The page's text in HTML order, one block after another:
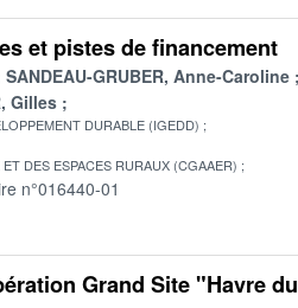
et pistes de financement
SANDEAU-GRUBER, Anne-Caroline
Gilles
DURABLE (IGEDD)
DES ESPACES RURAUX (CGAAER)
n°016440-01
Grand Site "Havre du